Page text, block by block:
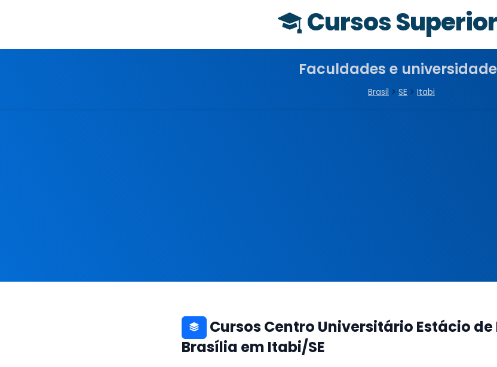
Cursos
Faculdades e
Brasil > SE > Itabi
Cursos Centro Universitário Estácio
Brasília em Itabi/SE